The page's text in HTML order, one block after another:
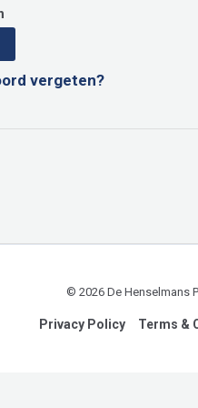
vergeten?
© 2026 De Henselmans
Privacy Policy Terms &